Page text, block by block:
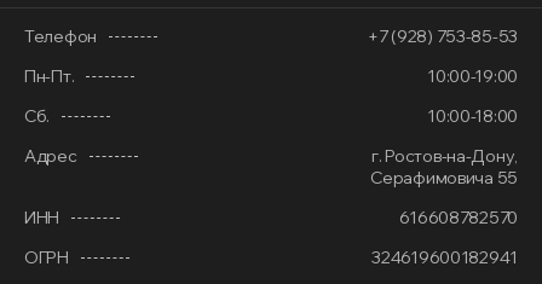
Телефон
+7 (928) 753-85-53
Пн-Пт.
10:00-19:00
Сб.
10:00-18:00
Адрес
г. Ростов-на-Дону,
Серафимовича 55
ИНН
616608782570
ОГРН
324619600182941